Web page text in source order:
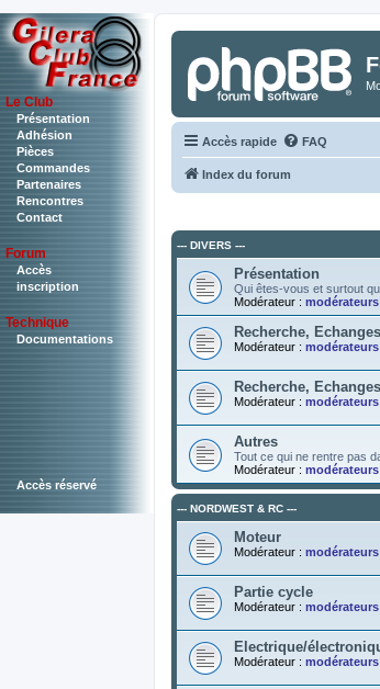
Le Club
Présentation
Adhésion
Pièces
Commandes
Partenaires
Rencontres
Contact
Forum
Accès
inscription
Technique
Documentations
Accès réservé
Accès rapide FAQ
Index du forum
--- DIVERS ---
Présentation
Qui êtes-vous et surtout
Modérateur : modérateurs
Recherche,
Modérateur : modérateurs
Recherche,
Modérateur : modérateurs
Autres
Tout ce qui ne rentre pas
Modérateur : modérateurs
--- NORDWEST & RC ---
Moteur
Modérateur : modérateurs
Partie cycle
Modérateur : modérateurs
Electrique/
Modérateur : modérateurs